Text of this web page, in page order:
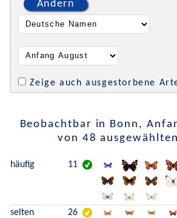
Ändern
Zeige auch ausgestorbene
Beobachtbar in Bonn,
von 48
häufig 11
selten 26